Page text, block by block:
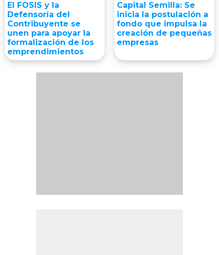
El FOSIS y la
Defensoría del
Contribuyente se
unen para apoyar la
formalización de los
emprendimientos
Capital Semilla: Se
inicia la postulación a
fondo que impulsa la
creación de pequeñas
empresas